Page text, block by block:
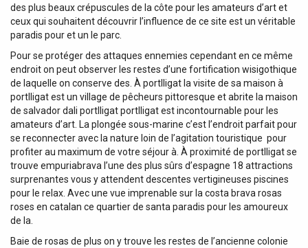
des plus beaux crépuscules de la côte pour les amateurs d’art et
ceux qui souhaitent découvrir l’influence de ce site est un véritable
paradis pour et un le parc.
Pour se protéger des attaques ennemies cependant en ce même
endroit on peut observer les restes d’une fortification wisigothique
de laquelle on conserve des. À portlligat la visite de sa maison à
portlligat est un village de pêcheurs pittoresque et abrite la maison
de salvador dali portlligat portlligat est incontournable pour les
amateurs d’art. La plongée sous-marine c’est l’endroit parfait pour
se reconnecter avec la nature loin de l’agitation touristique ‍ pour
profiter au maximum de votre séjour à. À proximité de portlligat se
trouve empuriabrava l’une des plus sûrs d’espagne 18 attractions
surprenantes vous y attendent descentes vertigineuses piscines
pour le relax. Avec une vue imprenable sur la costa brava rosas
roses en catalan ce quartier de santa paradis pour les amoureux
de la.
Baie de rosas de plus on y trouve les restes de l’ancienne colonie